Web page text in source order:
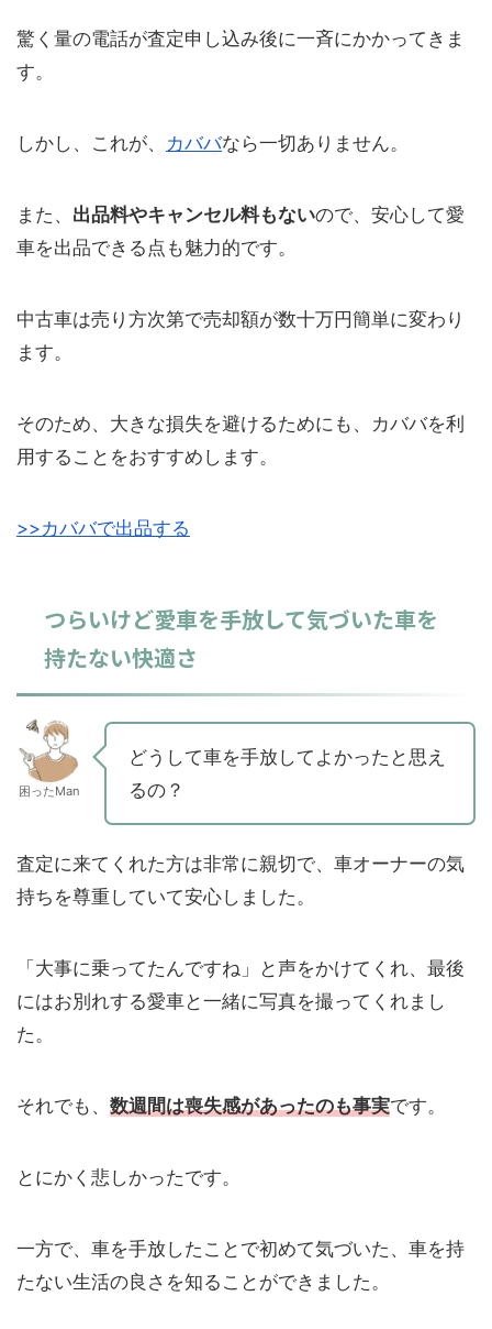
驚く量の電話が査定申し込み後に一斉にかかってきま
す。
しかし、これが、 カババなら一切ありません。
また、 出品料やキャンセル料もないので、安心して愛
車を出品できる点も魅力的です。
中古車は売り方次第で売却額が数十万円簡単に変わり
ます。
そのため、大きな損失を避けるためにも、カババを利
用することをおすすめします。
>>カババで出品する
つらいけど愛車を手放して気づいた車を
持たない快適さ
困ったMan
どうして車を手放してよかったと思え
るの？
査定に来てくれた方は非常に親切で、車オーナーの気
持ちを尊重していて安心しました。
「大事に乗ってたんですね」と声をかけてくれ、最後
にはお別れする愛車と一緒に写真を撮ってくれまし
た。
それでも、 数週間は喪失感があったのも事実です。
とにかく悲しかったです。
一方で、車を手放したことで初めて気づいた、車を持
たない生活の良さを知ることができました。